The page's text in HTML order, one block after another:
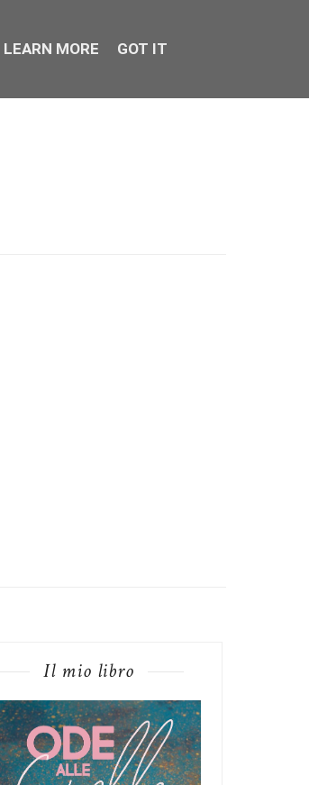
Il mio libro
LEARN MORE GOT IT